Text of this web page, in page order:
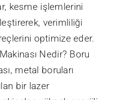
kesme işlemlerini
verimliliği
optimize eder.
Nedir? Boru
metal boruları
bir lazer